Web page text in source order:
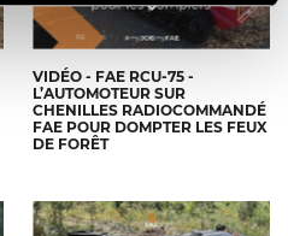
VIDÉO - FAE RCU-75 -
L’AUTOMOTEUR SUR
CHENILLES RADIOCOMMANDÉ
FAE POUR DOMPTER LES FEUX
DE FORÊT